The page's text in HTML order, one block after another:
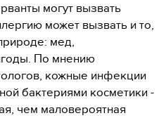
могут вызвать
может вызвать и то,
мед,
По мнению
кожные инфекции
бактериями косметики -
чем маловероятная